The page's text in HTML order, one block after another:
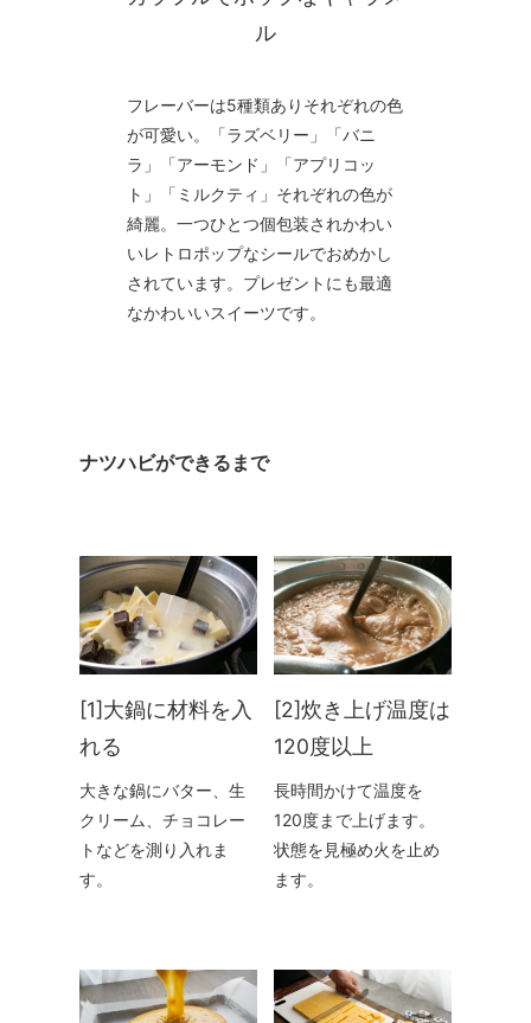
ル
フレーバーは5種類ありそれぞれの色
が可愛い。「ラズベリー」「バニ
ラ」「アーモンド」「アプリコッ
ト」「ミルクティ」それぞれの色が
綺麗。一つひとつ個包装されかわい
いレトロポップなシールでおめかし
されています。プレゼントにも最適
なかわいいスイーツです。
ナツハビができるまで
[1]大鍋に材料を入
れる
大きな鍋にバター、生
クリーム、チョコレー
トなどを測り入れま
す。
[2]炊き上げ温度は
120度以上
長時間かけて温度を
120度まで上げます。
状態を見極め火を止め
ます。